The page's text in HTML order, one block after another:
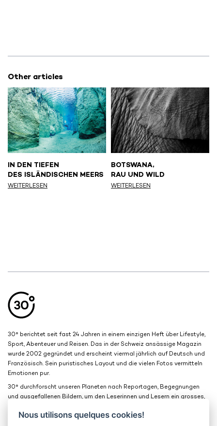
Other articles
IN DEN TIEFEN
DES ISLÄNDISCHEN MEERS
WEITERLESEN
BOTSWANA,
RAU UND WILD
WEITERLESEN
30° berichtet seit fast 24 Jahren in einem einzigen Heft über Lifestyle,
Sport, Abenteuer und Reisen. Das in der Schweiz ansässige Magazin
wurde 2002 gegründet und erscheint viermal jährlich auf Deutsch und
Französisch. Sein puristisches Layout und die vielen Fotos vermitteln
Emotionen pur.
30° durchforscht unseren Planeten nach Reportagen, Begegnungen
und ausgefallenen Bildern, um den Leserinnen und Lesern ein grosses,
Nous utilisons quelques cookies!